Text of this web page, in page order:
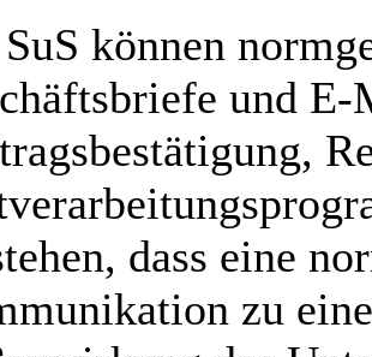
können
und
dass eine
zu